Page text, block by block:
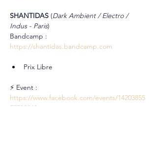
SHANTIDAS (Dark Ambient / Electro /
Indus - Paris)
Bandcamp :
https://shantidas.bandcamp.com
Prix Libre
⚡ Event :
https://www.facebook.com/events/14203855
59592240